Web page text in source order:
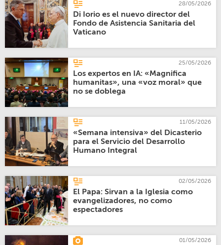
28/05/2026
Di Iorio es el nuevo director del
Fondo de Asistencia Sanitaria del
Vaticano
25/05/2026
Los expertos en IA: «Magnifica
humanitas», una «voz moral» que
no se doblega
11/05/2026
«Semana intensiva» del Dicasterio
para el Servicio del Desarrollo
Humano Integral
02/05/2026
El Papa: Sirvan a la Iglesia como
evangelizadores, no como
espectadores
01/05/2026